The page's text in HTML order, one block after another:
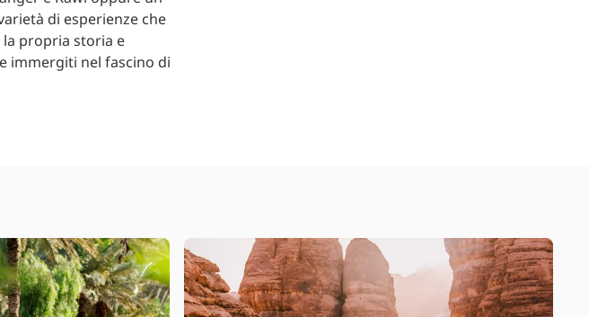
di esperienze che
propria storia e
immergiti nel fascino di